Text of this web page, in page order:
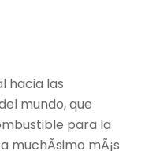
hacia las
mundo, que
para la
muchÃ­simo mÃ¡s